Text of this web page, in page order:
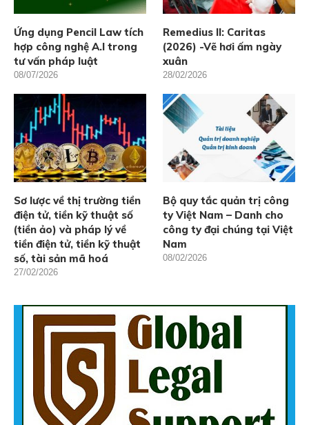
Ứng dụng Pencil Law tích
hợp công nghệ A.I trong
tư vấn pháp luật
08/07/2026
Remedius II: Caritas
(2026) -Vẽ hơi ấm ngày
xuân
28/02/2026
Sơ lược về thị trường tiền
điện tử, tiền kỹ thuật số
(tiền ảo) và pháp lý về
tiền điện tử, tiền kỹ thuật
số, tài sản mã hoá
27/02/2026
Bộ quy tắc quản trị công
ty Việt Nam – Danh cho
công ty đại chúng tại Việt
Nam
08/02/2026